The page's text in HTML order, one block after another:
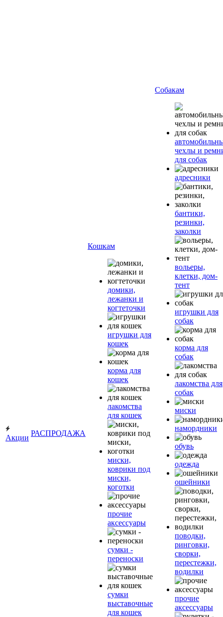
Акции
РАСПРОДАЖА
Кошкам
домики,
лежанки и
когтеточки
игрушки для
кошек
корма для
кошек
лакомства
для кошек
миски,
коврики под
миски,
коготки
прочие
аксессуары
сумки -
переноски
сумки
выставочные
для кошек
Собакам
чехлы и
для собак
адресники
бантики,
резинки,
заколки
вольеры,
клетки, дом-
тент
игрушки для
собак
корма для
собак
лакомства для
собак
миски
намордники
обувь
одежда
ошейники
поводки,
ринговки,
сворки,
перестежки,
водилки
прочие
аксессуары